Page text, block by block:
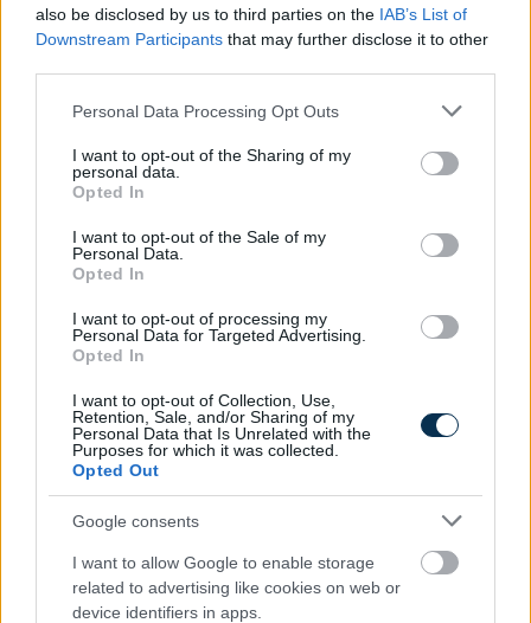
also be disclosed by us to third parties on the IAB’s List of
Downstream Participants that may further disclose it to other
Please note that this website/app uses one or more Google
not limited to your visit or usage behaviour. You may click to
grant or deny consent to Google and its third-party tags to
use your data for below specified purposes in below Google
consent section.
Personal Data Processing Opt Outs
I want to opt-out of the Sharing of my
personal data.
Opted In
I want to opt-out of the Sale of my
Personal Data.
Opted In
I want to opt-out of processing my
Personal Data for Targeted Advertising.
Opted In
I want to opt-out of Collection, Use,
Retention, Sale, and/or Sharing of my
Personal Data that Is Unrelated with the
Purposes for which it was collected.
Opted Out
Google consents
I want to allow Google to enable storage
related to advertising like cookies on web or
device identifiers in apps.
És ezeket kiszámoltad már?